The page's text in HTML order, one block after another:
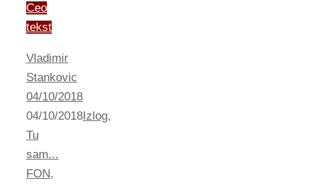
Ceo
tekst
Vladimir
Stankovic
04/10/2018
04/10/2018Izlog,
Tu
sam...
FON,